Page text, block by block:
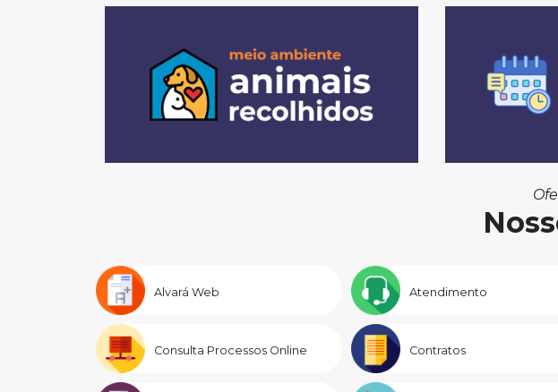
Alvará Web Atendimento
Consulta Processos Online Contratos